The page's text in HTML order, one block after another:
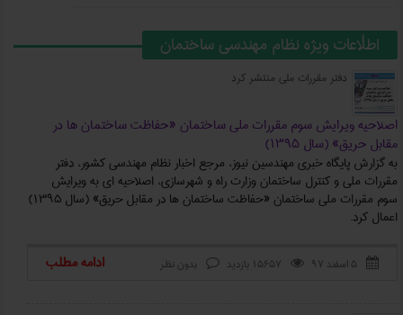
اطلاعات ویژه نظام مهندسی ساختمان
دفتر مقررات ملی منتشر کرد
اصلاحیه ویرایش سوم مقررات ملی ساختمان «حفاظت ساختمان ها در
مقابل حریق» (سال ۱۳۹۵)
به گزارش پایگاه خبری مهندسین نیوز، مرجع اخبار نظام مهندسی کشور، دفتر
مقررات ملی و کنترل ساختمان وزارت راه و شهرسازی، اصلاحیه ای به ویرایش
سوم مقررات ملی ساختمان «‌حفاظت ساختمان ها در مقابل حریق» (سال ۱۳۹۵)
اعمال کرد.
 ۵ اسفند ۹۷  15657 بازدید  بدون نظر ادامه مطلب